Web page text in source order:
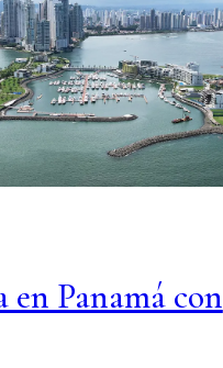
en Panamá con